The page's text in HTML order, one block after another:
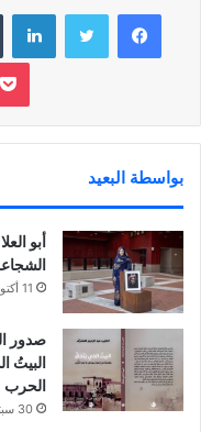
فيسبوك لينكدإن
بواسطة البعيد
أبو
11 أكتوبر، 2025
صدور
البيتُ
الحرب
30 سبتمبر، 2025